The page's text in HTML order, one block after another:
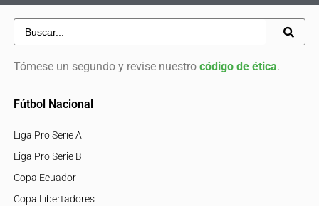
Tómese un segundo y revise nuestro código de ética.
Fútbol Nacional
Liga Pro Serie A
Liga Pro Serie B
Copa Ecuador
Copa Libertadores